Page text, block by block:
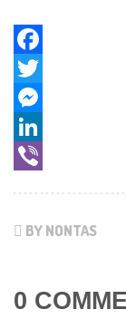
Facebook
Twitter
Messenger
LinkedIn
BY NONTAS
0